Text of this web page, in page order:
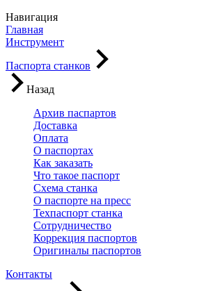
Навигация
Главная
Инструмент
Паспорта станков
Назад
Архив паспартов
Доставка
Оплата
О паспортах
Как заказать
Что такое паспорт
Схема станка
О паспорте на пресс
Техпаспорт станка
Сотрудничество
Коррекция паспортов
Оригиналы паспортов
Контакты